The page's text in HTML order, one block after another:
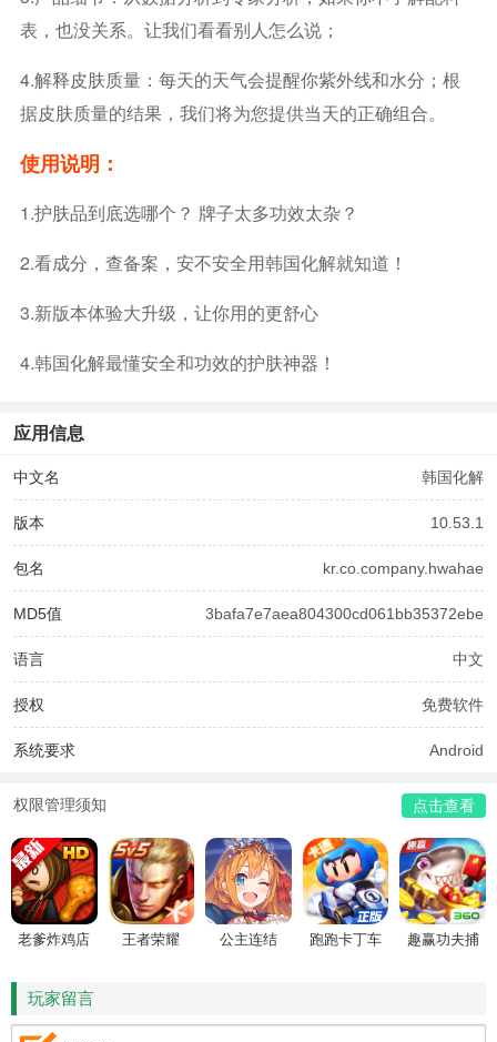
表，也没关系。让我们看看别人怎么说；
4.解释皮肤质量：每天的天气会提醒你紫外线和水分；根
据皮肤质量的结果，我们将为您提供当天的正确组合。
使用说明：
1.护肤品到底选哪个？ 牌子太多功效太杂？
2.看成分，查备案，安不安全用韩国化解就知道！
3.新版本体验大升级，让你用的更舒心
4.韩国化解最懂安全和功效的护肤神器！
应用信息
中文名 韩国化解
版本 10.53.1
包名 kr.co.company.hwahae
MD5值 3bafa7e7aea804300cd061bb35372ebe
语言 中文
授权 免费软件
系统要求 Android
权限管理须知 点击查看
老爹炸鸡店
王者荣耀 公主连结 跑跑卡丁车
趣赢功夫捕
玩家留言